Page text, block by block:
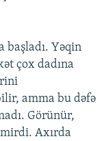
başladı. Yəqin
çox dadına
amma bu dəfə
Görünür,
Axırda